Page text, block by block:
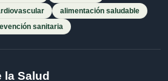
alimentación saludable
sanitaria
la Salud